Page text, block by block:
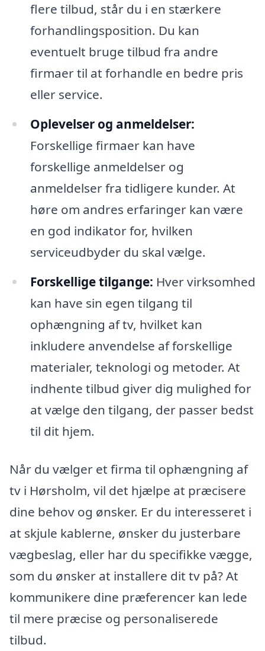
flere tilbud, står du i en stærkere
forhandlingsposition. Du kan
eventuelt bruge tilbud fra andre
firmaer til at forhandle en bedre pris
eller service.
Oplevelser og anmeldelser:
Forskellige firmaer kan have
forskellige anmeldelser og
anmeldelser fra tidligere kunder. At
høre om andres erfaringer kan være
en god indikator for, hvilken
serviceudbyder du skal vælge.
Forskellige tilgange: Hver virksomhed
kan have sin egen tilgang til
ophængning af tv, hvilket kan
inkludere anvendelse af forskellige
materialer, teknologi og metoder. At
indhente tilbud giver dig mulighed for
at vælge den tilgang, der passer bedst
til dit hjem.
Når du vælger et firma til ophængning af
tv i Hørsholm, vil det hjælpe at præcisere
dine behov og ønsker. Er du interesseret i
at skjule kablerne, ønsker du justerbare
vægbeslag, eller har du specifikke vægge,
som du ønsker at installere dit tv på? At
kommunikere dine præferencer kan lede
til mere præcise og personaliserede
tilbud.